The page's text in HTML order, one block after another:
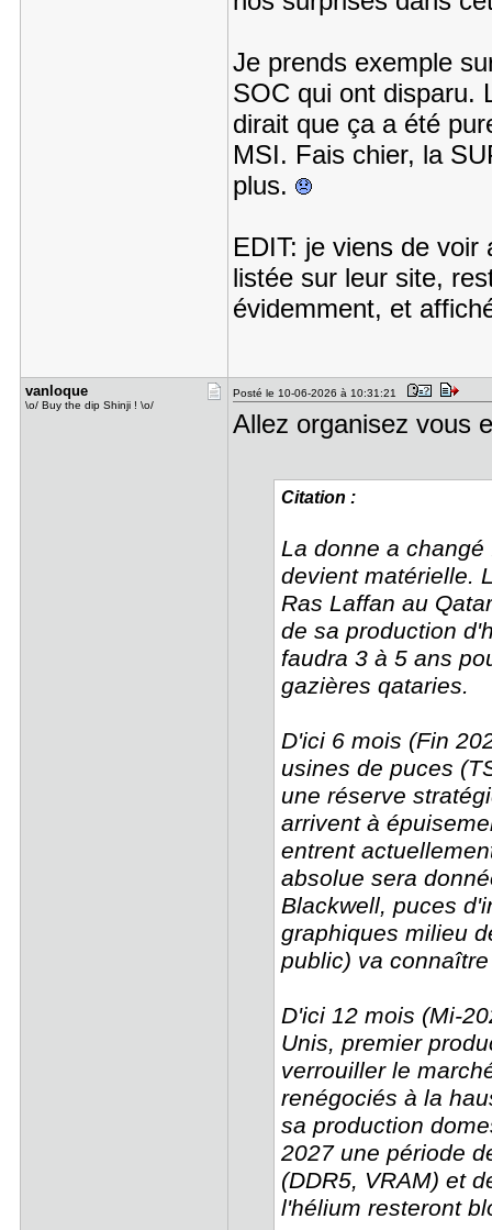
Je prends exemple
SOC qui ont disparu.
dirait que ça a été
MSI. Fais chier, la
plus.
EDIT: je viens de
listée sur leur site,
évidemment, et
vanloque
\o/ Buy the dip Shinji ! \o/
Posté le 10-06-2026 à 10:31:21
Allez organisez vous
Citation :
La donne a
devient matérielle.
Ras Laffan au
de sa production
faudra 3 à 5 ans
gazières qataries.
D'ici 6 mois (Fin
usines de puces
une réserve
arrivent à
entrent
absolue sera
Blackwell, puces
graphiques milieu
public) va
D'ici 12 mois (Mi-
Unis, premier
verrouiller le
renégociés à la
sa production
2027 une période
(DDR5, VRAM) et
l'hélium resteront